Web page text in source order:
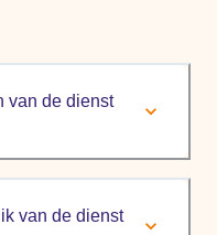
van de dienst
van de dienst